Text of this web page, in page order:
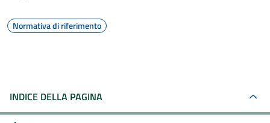
Normativa di riferimento
INDICE DELLA PAGINA